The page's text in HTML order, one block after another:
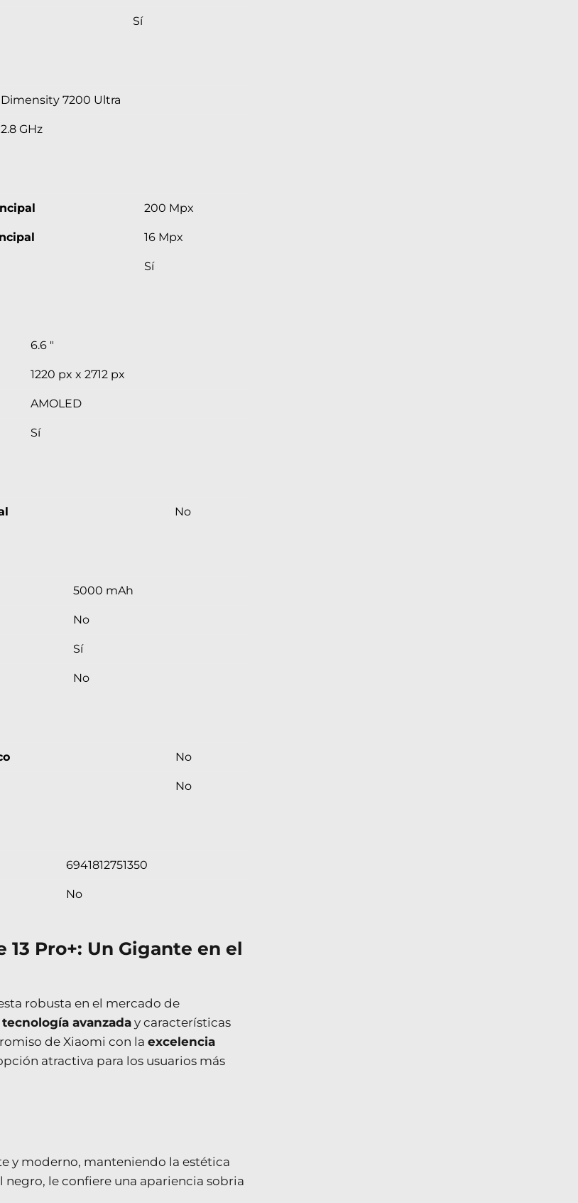
Sí
Dimensity 7200 Ultra
2.8 GHz
200 Mpx
16 Mpx
Sí
6.6 "
1220 px x 2712 px
AMOLED
Sí
No
5000 mAh
No
Sí
No
No
No
6941812751350
No
Pro+: Un Gigante en el
robusta en el mercado de
tecnología avanzada y características
de Xiaomi con la excelencia
atractiva para los usuarios más
y moderno, manteniendo la estética
le confiere una apariencia sobria